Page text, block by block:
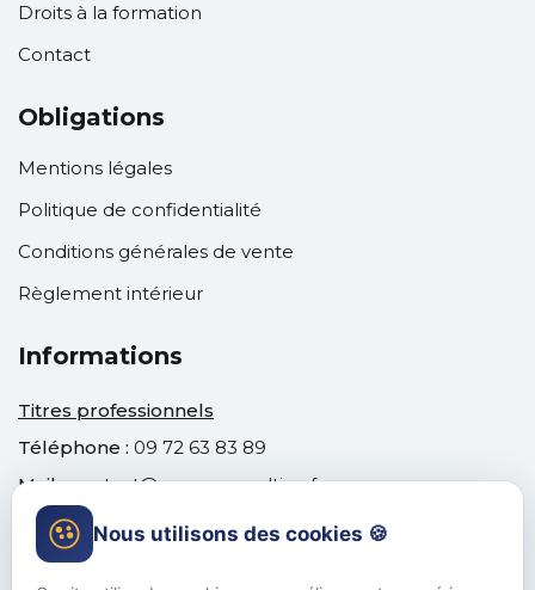
Droits à la formation
Contact
Obligations
Mentions légales
Politique de confidentialité
Conditions générales de vente
Règlement intérieur
Informations
Titres professionnels
Téléphone : 09 72 63 83 89
Mail :contact@venusconsulting.fr
Nous utilisons des cookies 🍪